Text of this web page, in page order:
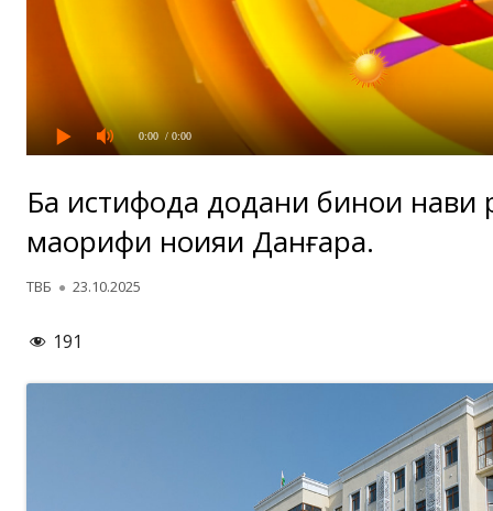
0:00 / 0:00
Ба истифода додани бинои нави
маорифи ноҳияи Данғара.
Автор
ТВБ Опубликовано
23.10.2025
191